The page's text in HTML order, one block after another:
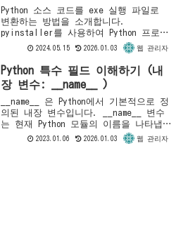
Python 소스 코드를 exe 실행 파일로
변환하는 방법을 소개합니다.
pyinstaller를 사용하여 Python 프로그
램을 컴파일하고 실행 파일로 배포할 수
2024.05.15 2026.01.03 웹 관리자
Python 특수 필드 이해하기 (내
장 변수: __name__ )
__name__ 은 Python에서 기본적으로 정
의된 내장 변수입니다. __name__ 변수
는 현재 Python 모듈의 이름을 나타냅니
다.만약, 작성한 Python 스크립트가 다
른 파이썬 프로그램에서 import된 ...
2023.01.06 2026.01.03 웹 관리자